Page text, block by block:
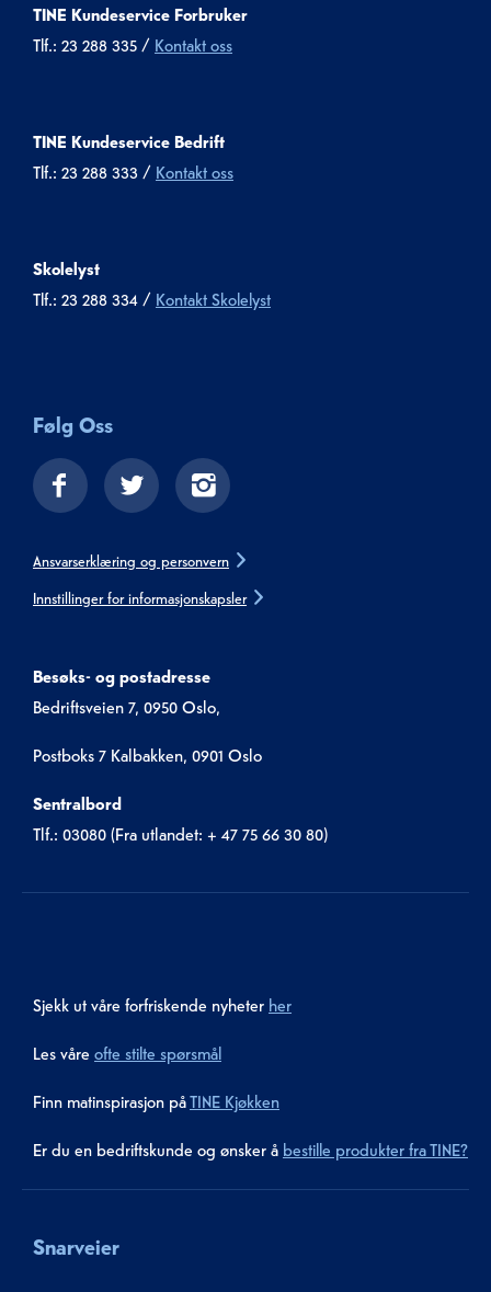
TINE Kundeservice Forbruker
Tlf.: 23 288 335 / Kontakt oss
TINE Kundeservice Bedrift
Tlf.: 23 288 333 / Kontakt oss
Skolelyst
Tlf.: 23 288 334 / Kontakt Skolelyst
Følg Oss
Ansvarserklæring og personvern
Innstillinger for informasjonskapsler
Besøks- og postadresse
Bedriftsveien 7, 0950 Oslo,
Postboks 7 Kalbakken, 0901 Oslo
Sentralbord
Tlf.: 03080 (Fra utlandet: + 47 75 66 30 80)
Sjekk ut våre forfriskende nyheter her
Les våre ofte stilte spørsmål
Finn matinspirasjon påTINE Kjøkken
Er du en bedriftskunde og ønsker å bestille produkter fra TINE?
Snarveier